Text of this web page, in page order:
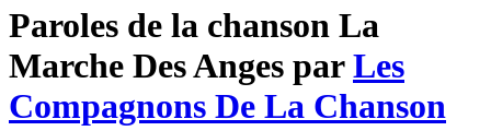
Paroles de la chanson La
Marche Des Anges parLes
Compagnons De La Chanson